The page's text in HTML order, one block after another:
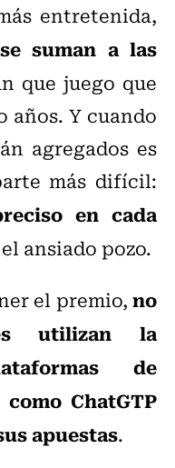
entretenida,
se suman a las
que juego que
años. Y cuando
agregados es
más difícil:
en cada
ansiado pozo.
el premio,no
utilizan la
de
ChatGTP
apuestas.